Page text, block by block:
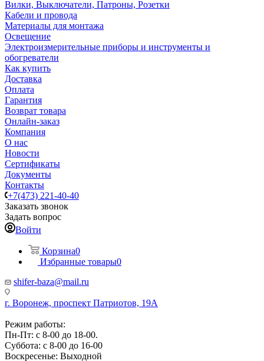
Вилки, Выключатели, Патроны, Розетки
Кабели и провода
Материалы для монтажа
Освещение
Электроизмерительные приборы и инструменты и
обогреватели
Как купить
Доставка
Оплата
Гарантия
Возврат товара
Онлайн-заказ
Компания
О нас
Новости
Сертификаты
Документы
Контакты
+7(473) 221-40-40
Заказать звонок
Задать вопрос
Войти
Корзина0
Избранные товары0
shifer-baza@mail.ru
г. Воронеж, проспект Патриотов, 19А
Режим работы:
Пн-Пт: с 8-00 до 18-00.
Суббота: с 8-00 до 16-00
Воскресенье: Выходной